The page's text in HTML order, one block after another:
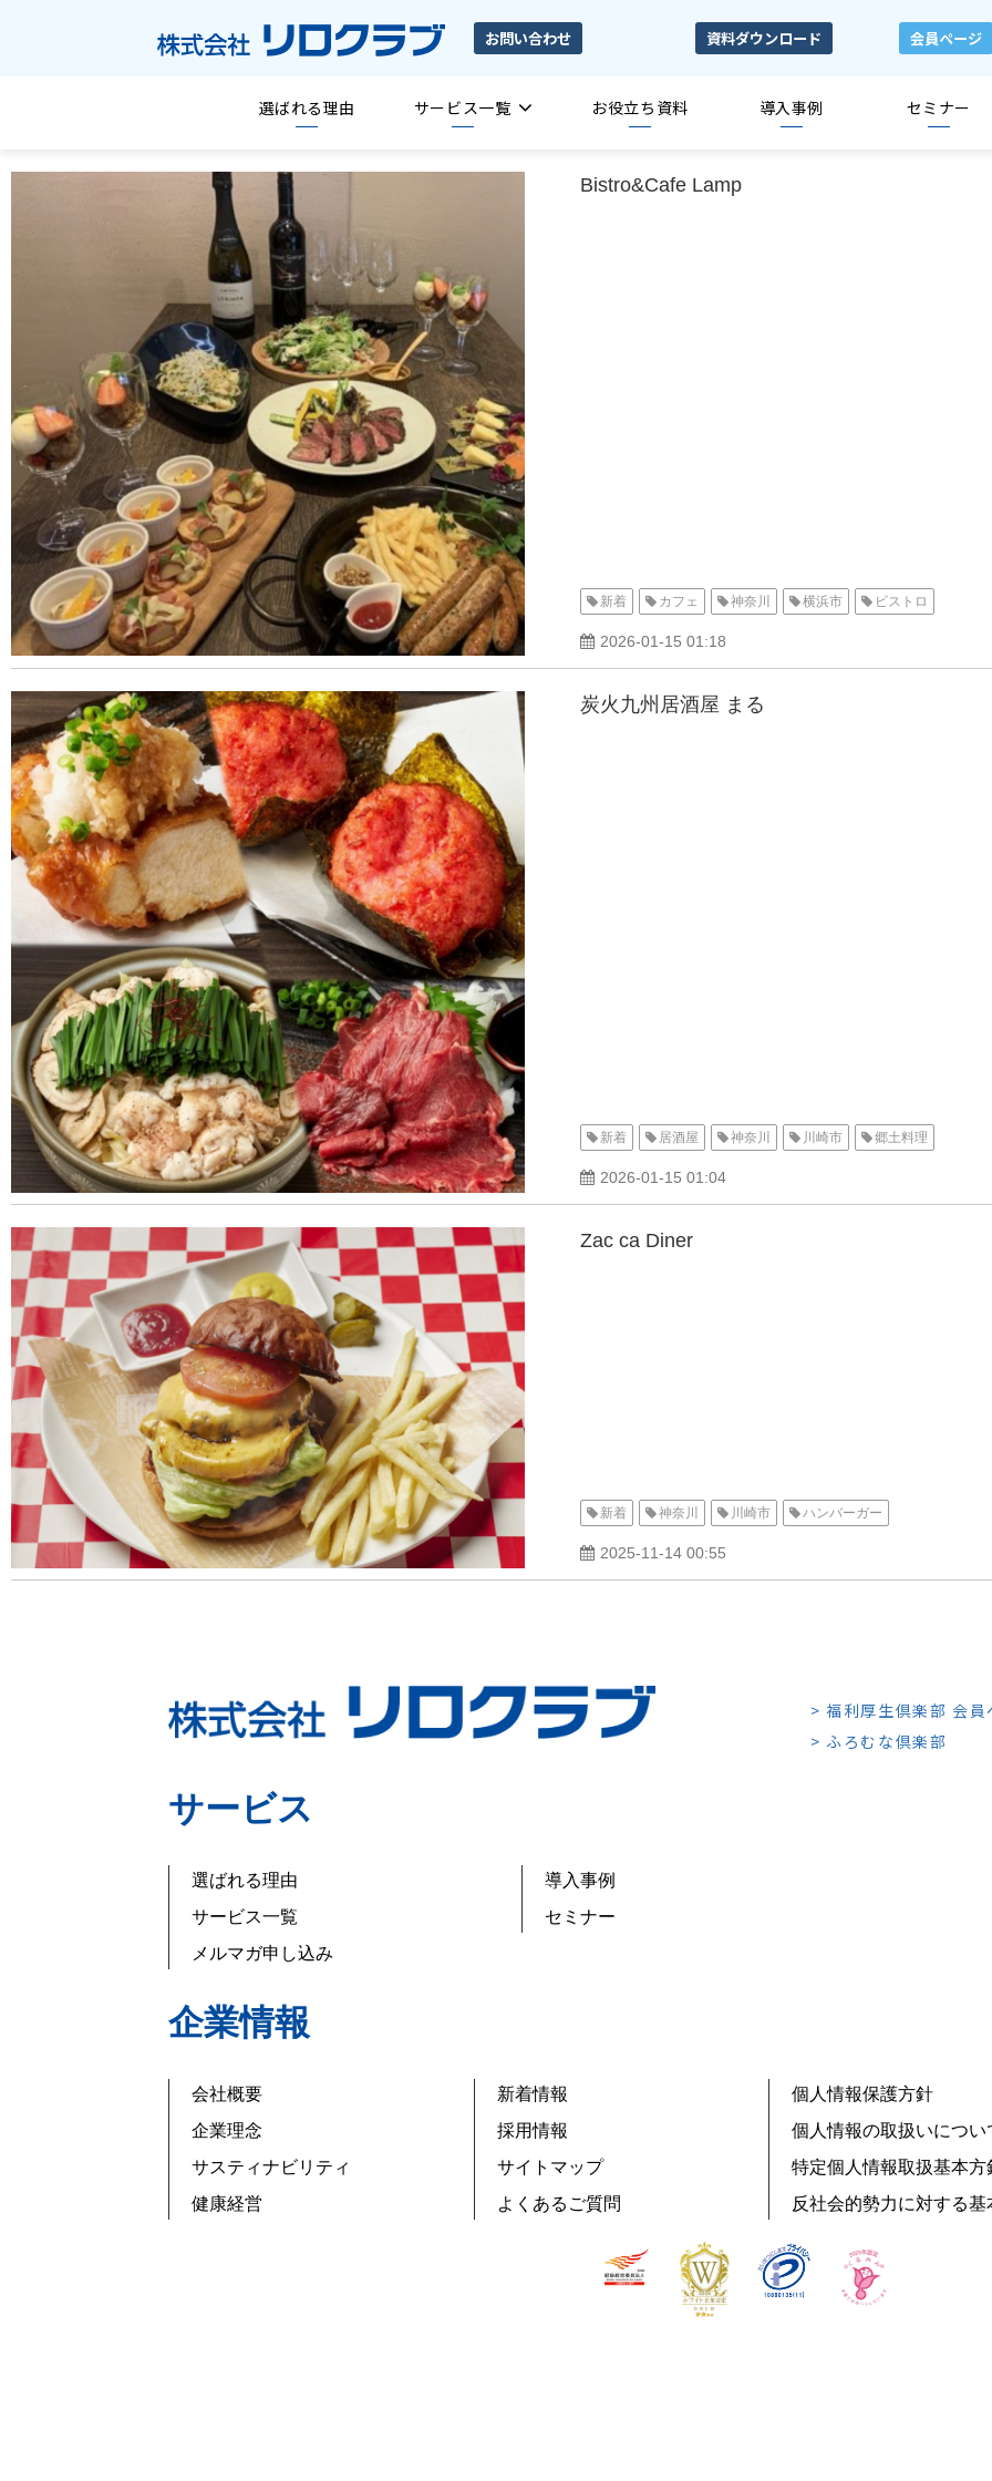
お問い合わせ 資料ダウンロード 会員ページ
選ばれる理由 サービス一覧 お役立ち資料 導入事例 セミナー
Bistro&Cafe Lamp
新着 カフェ 神奈川 横浜市 ビストロ
2026-01-15 01:18
炭火九州居酒屋 まる
新着 居酒屋 神奈川 川崎市 郷土料理
2026-01-15 01:04
Zac ca Diner
新着 神奈川 川崎市 ハンバーガー
2025-11-14 00:55
> 福利厚生倶楽部 会員
> ふろむな倶楽部
サービス
選ばれる理由
サービス一覧
メルマガ申し込み
導入事例
セミナー
企業情報
会社概要
企業理念
サスティナビリティ
健康経営
新着情報
採用情報
サイトマップ
よくあるご質問
個人情報保護方針
個人情報の取扱いについ
特定個人情報取扱基本方
反社会的勢力に対する基